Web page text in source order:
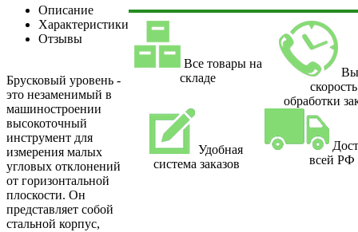
Описание
Характеристики
Отзывы
Брусковый уровень -
это незаменимый в
машиностроении
высокоточный
инструмент для
измерения малых
угловых отклонений
от горизонтальной
плоскости. Он
представляет собой
стальной корпус,
Все товары на
складе
скорость
обработки
Удобная
система заказов
всей РФ